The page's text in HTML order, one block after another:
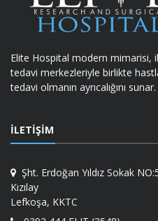
Elite Hospital modern mimarisi,
tedavi merkezleriyle birlikte
tedavi olmanın ayrıcalığını sunar.
İLETIŞIM
Şht. Erdoğan Yıldız Sokak
Kızılay
Lefkoşa, KKTC